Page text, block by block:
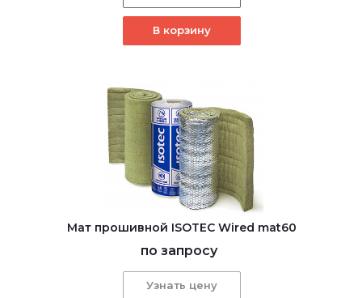
В корзину
Мат прошивной ISOTEC Wired mat60
по запросу
Узнать цену